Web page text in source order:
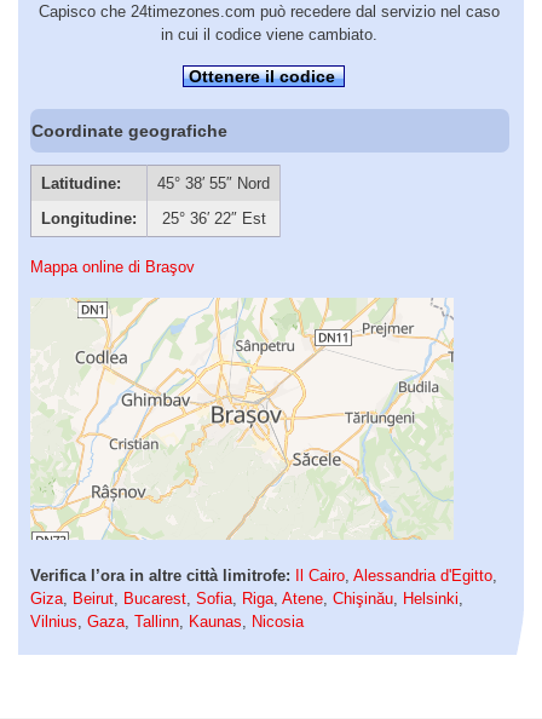
Capisco che 24timezones.com può recedere dal servizio nel caso
in cui il codice viene cambiato.
Ottenere il codice
Coordinate geografiche
Latitudine:
45° 38′ 55″ Nord
Longitudine:
25° 36′ 22″ Est
Mappa online di Braşov
Verifica l’ora in altre città limitrofe: Il Cairo, Alessandria d'Egitto,
Giza, Beirut, Bucarest, Sofia, Riga, Atene, Chişinău, Helsinki,
Vilnius, Gaza, Tallinn, Kaunas, Nicosia